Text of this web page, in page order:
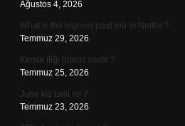
Ağustos 4, 2026
What is the highest paid job in Netflix ?
Temmuz 29, 2026
Kemik iliği ödemi nedir ?
Temmuz 25, 2026
June kız ismi mi ?
Temmuz 23, 2026